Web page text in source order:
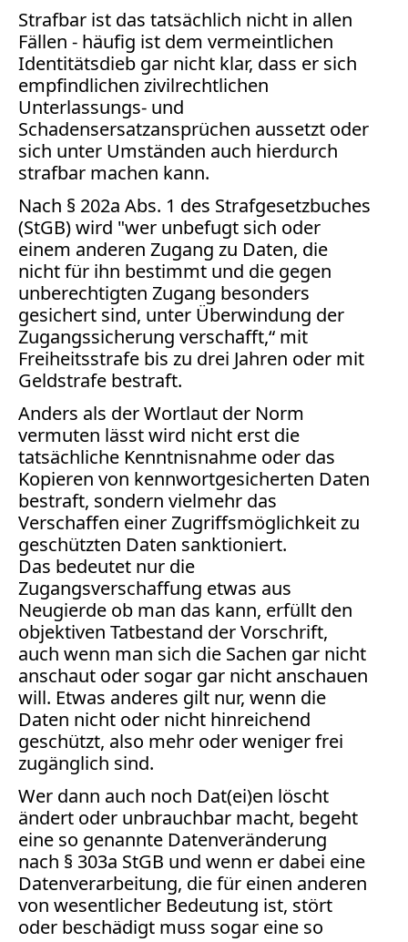
Strafbar ist das tatsächlich nicht in allen
Fällen - häufig ist dem vermeintlichen
Identitätsdieb gar nicht klar, dass er sich
empfindlichen zivilrechtlichen
Unterlassungs- und
Schadensersatzansprüchen aussetzt oder
sich unter Umständen auch hierdurch
strafbar machen kann.
Nach § 202a Abs. 1 des Strafgesetzbuches
(StGB) wird "wer unbefugt sich oder
einem anderen Zugang zu Daten, die
nicht für ihn bestimmt und die gegen
unberechtigten Zugang besonders
gesichert sind, unter Überwindung der
Zugangssicherung verschafft,“ mit
Freiheitsstrafe bis zu drei Jahren oder mit
Geldstrafe bestraft.
Anders als der Wortlaut der Norm
vermuten lässt wird nicht erst die
tatsächliche Kenntnisnahme oder das
Kopieren von kennwortgesicherten Daten
bestraft, sondern vielmehr das
Verschaffen einer Zugriffsmöglichkeit zu
geschützten Daten sanktioniert.
Das bedeutet nur die
Zugangsverschaffung etwas aus
Neugierde ob man das kann, erfüllt den
objektiven Tatbestand der Vorschrift,
auch wenn man sich die Sachen gar nicht
anschaut oder sogar gar nicht anschauen
will. Etwas anderes gilt nur, wenn die
Daten nicht oder nicht hinreichend
geschützt, also mehr oder weniger frei
zugänglich sind.
Wer dann auch noch Dat(ei)en löscht
ändert oder unbrauchbar macht, begeht
eine so genannte Datenveränderung
nach § 303a StGB und wenn er dabei eine
Datenverarbeitung, die für einen anderen
von wesentlicher Bedeutung ist, stört
oder beschädigt muss sogar eine so
Medienauftritte 2002
Medienauftritte 2001
Medienauftritte 2000
TV
Radio
print & online
Bücher
Vita
Kontakt
Datenschutz
AGB
Abmahnung
Aktuelle
Stunde
BGH
Beleidigung
Datenschutz
Ebay
Facebook
Fotorecht
Google
Haftung
Influencer
Instagram
Internetrecht
Markenrecht
Meinungsfreiheit
Persönlichkeitsrecht